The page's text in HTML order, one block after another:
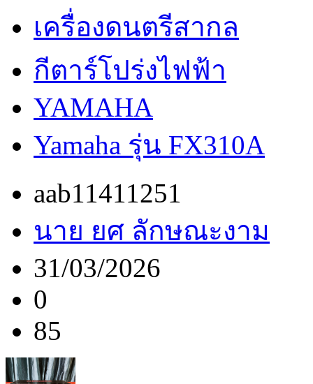
เครื่องดนตรีสากล
กีตาร์โปร่งไฟฟ้า
YAMAHA
Yamaha รุ่น FX310A
aab11411251
นาย ยศ ลักษณะงาม
31/03/2026
0
85